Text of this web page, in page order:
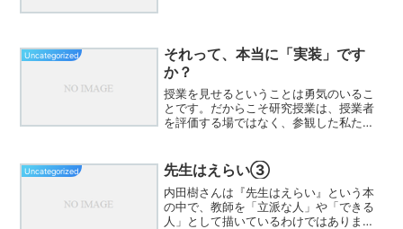
らずのうちに私た...
Uncategorized
それって、本当に「実装」です
か？
授業を見せるということは勇気のいるこ
とです。だからこそ研究授業は、授業者
を評価する場ではなく、参観した私たち
に、先生方へ一つの問いを投げかけまし
た。「それって、本当に実...
Uncategorized 先生はえらい③
内田樹さんは『先生はえらい』という本
の中で、教師を「立派な人」や「できる
人」として描いているわけではありませ